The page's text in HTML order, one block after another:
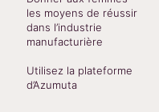
les moyens de réussir
dans l’industrie
manufacturière
Utilisez la plateforme
d’Azumuta